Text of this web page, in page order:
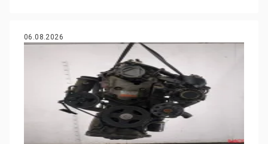
06.08.2026